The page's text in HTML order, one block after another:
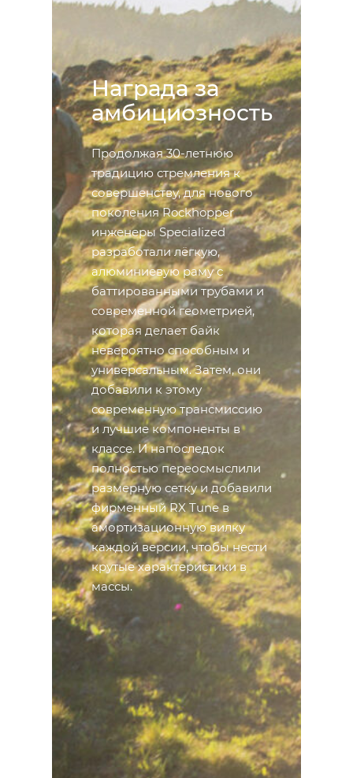
Награда за
амбициозность
Продолжая 30-летнюю
традицию стремления к
совершенству, для нового
поколения Rockhopper
инженеры Specialized
разработали лёгкую,
алюминиевую раму с
баттированными трубами и
современной геометрией,
которая делает байк
невероятно способным и
универсальным. Затем, они
добавили к этому
современную трансмиссию
и лучшие компоненты в
классе. И напоследок
полностью переосмыслили
размерную сетку и добавили
фирменный RX Tune в
амортизационную вилку
каждой версии, чтобы нести
крутые характеристики в
массы.